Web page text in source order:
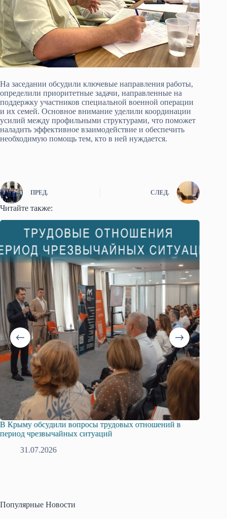
На заседании обсудили ключевые направления работы,
определили приоритетные задачи, направленные на
поддержку участников специальной военной операции
и их семей. Основное внимание уделили координации
усилий между профильными структурами, что поможет
наладить эффективное взаимодействие и обеспечить
необходимую помощь тем, кто в ней нуждается.
ПРЕД. СЛЕД.
Читайте также:
В Крыму обсудили вопросы трудовых отношений в
период чрезвычайных ситуаций
31.07.2026
Популярные Новости